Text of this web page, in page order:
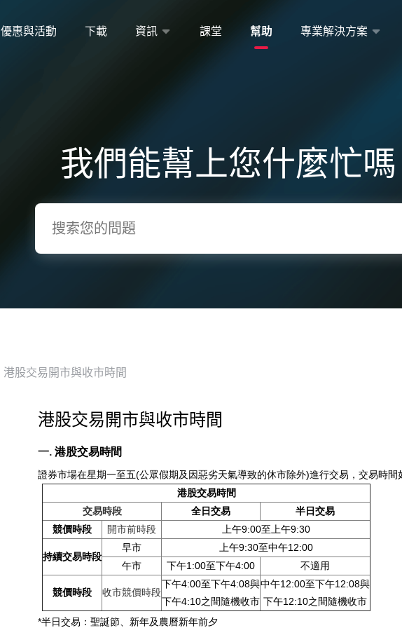
優惠與活動 下載 資訊 課堂 幫助 專業解決方案
我們能幫上您什麼忙
港股交易開市與收市時間
港股交易開市與收市時間
一. 港股交易時間
證券市場在星期一至五(公眾假期及因惡劣天氣導致的休市除外)進行交易，交易時間
港股交易時間
交易時段
全日交易
半日交易
競價時段
開市前時段 上午9:00至上午9:30
持續交易時段
早市
上午9:30至中午12:00
午市
下午1:00至下午4:00 不適用
競價時段 收市競價時段
下午4:00至下午4:08與
下午4:10之間隨機收市
中午12:00至下午12:08與
下午12:10之間隨機收市
*半日交易：聖誕節、新年及農曆新年前夕